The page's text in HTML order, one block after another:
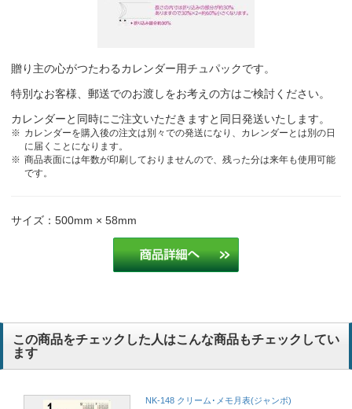
に入って選びました。
贈り主の心がつたわるカレンダー用チュパックです。
特別なお客様、郵送でのお渡しをお考えの方はご検討ください。
カレンダーと同時にご注文いただきますと同日発送いたします。
カレンダーを購入後の注文は別々での発送になり、カレンダーとは別の日
に届くことになります。
商品表面には年数が印刷しておりませんので、残った分は来年も使用可能
です。
サイズ：500mm × 58mm
この商品をチェックした人はこんな商品もチェックしてい
ます
NK-148 クリーム･メモ月表(ジャンボ)